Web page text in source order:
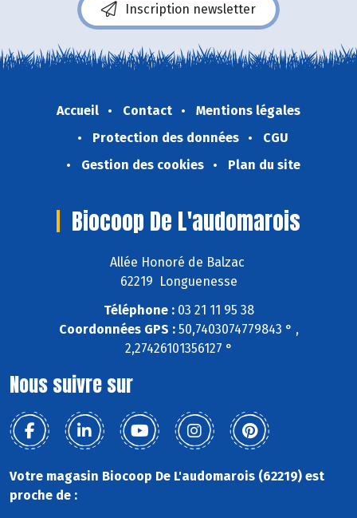
Inscription newsletter
Accueil Contact
Mentions légales
Protection des données
CGU
Gestion des cookies
Plan du site
Biocoop De L'audomarois
Allée Honoré de Balzac
62219 Longuenesse
Téléphone :03 21 11 95 38
Coordonnées GPS :50,7403074779843 ° ,
2,27426101356127 °
Nous suivre sur
Votre magasin Biocoop De L'audomarois (62219) est
proche de :